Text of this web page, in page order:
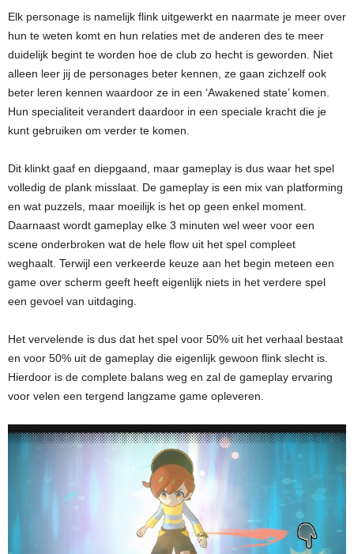
Elk personage is namelijk flink uitgewerkt en naarmate je meer over
hun te weten komt en hun relaties met de anderen des te meer
duidelijk begint te worden hoe de club zo hecht is geworden. Niet
alleen leer jij de personages beter kennen, ze gaan zichzelf ook
beter leren kennen waardoor ze in een ‘Awakened state’ komen.
Hun specialiteit verandert daardoor in een speciale kracht die je
kunt gebruiken om verder te komen.
Dit klinkt gaaf en diepgaand, maar gameplay is dus waar het spel
volledig de plank misslaat. De gameplay is een mix van platforming
en wat puzzels, maar moeilijk is het op geen enkel moment.
Daarnaast wordt gameplay elke 3 minuten wel weer voor een
scene onderbroken wat de hele flow uit het spel compleet
weghaalt. Terwijl een verkeerde keuze aan het begin meteen een
game over scherm geeft heeft eigenlijk niets in het verdere spel
een gevoel van uitdaging.
Het vervelende is dus dat het spel voor 50% uit het verhaal bestaat
en voor 50% uit de gameplay die eigenlijk gewoon flink slecht is.
Hierdoor is de complete balans weg en zal de gameplay ervaring
voor velen een tergend langzame game opleveren.